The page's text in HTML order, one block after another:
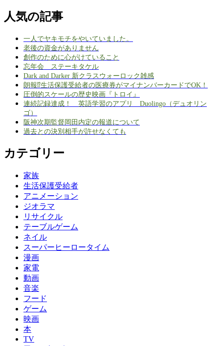
人気の記事
一人でヤキモチをやいていました。
老後の資金がありません
創作のために心がけていること
忘年会 ステーキタケル
Dark and Darker 新クラスウォーロック雑感
朗報⁉生活保護受給者の医療券がマイナンバーカードでOK！
圧倒的スケールの歴史映画『トロイ』
連続記録達成！ 英語学習のアプリ Duolingo（デュオリン
ゴ）
阪神次期監督岡田内定の報道について
過去との決別相手が許せなくても
カテゴリー
家族
生活保護受給者
アニメーション
ジオラマ
リサイクル
テーブルゲーム
ネイル
スーパーヒーロータイム
漫画
家電
動画
音楽
フード
ゲーム
映画
本
TV